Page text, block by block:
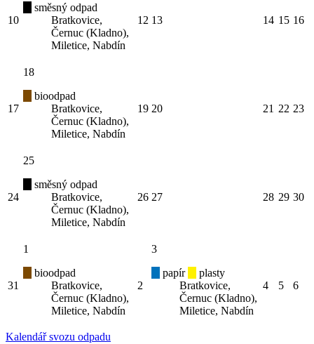
10
směsný odpad
Bratkovice,
Černuc (Kladno),
Miletice, Nabdín
12 13 14 15 16
17
18
bioodpad
Bratkovice,
Černuc (Kladno),
Miletice, Nabdín
19 20 21 22 23
24
25
směsný odpad
Bratkovice,
Černuc (Kladno),
Miletice, Nabdín
26 27 28 29 30
31
1
bioodpad
Bratkovice,
Černuc (Kladno),
Miletice, Nabdín
2
3
papír
plasty
Bratkovice,
Černuc (Kladno),
Miletice, Nabdín
4 5 6
Kalendář svozu odpadu